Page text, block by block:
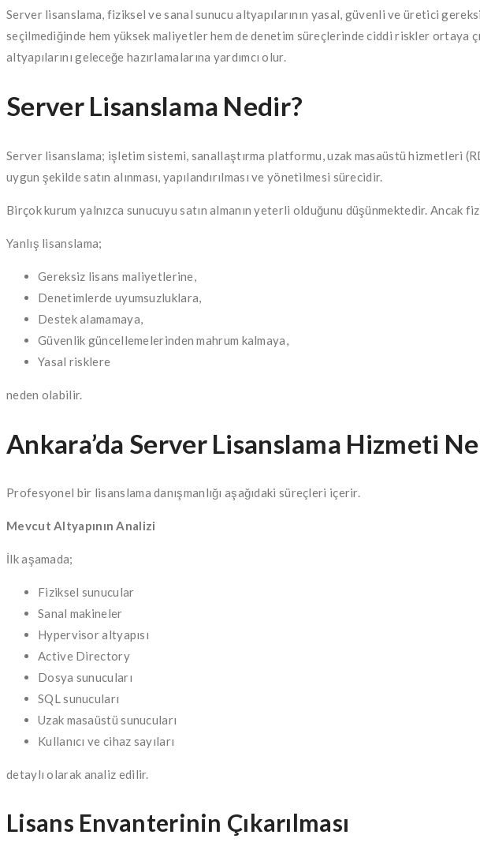
Server lisanslama, fiziksel ve sanal sunucu altyapılarının yasal, güvenli ve üretici
seçilmediğinde hem yüksek maliyetler hem de denetim süreçlerinde ciddi riskler ortaya
altyapılarını geleceğe hazırlamalarına yardımcı olur.
Server Lisanslama Nedir?
Server lisanslama; işletim sistemi, sanallaştırma platformu, uzak masaüstü hizmetleri
uygun şekilde satın alınması, yapılandırılması ve yönetilmesi sürecidir.
Birçok kurum yalnızca sunucuyu satın almanın yeterli olduğunu düşünmektedir. Ancak
Yanlış lisanslama;
Gereksiz lisans maliyetlerine,
Denetimlerde uyumsuzluklara,
Destek alamamaya,
Güvenlik güncellemelerinden mahrum kalmaya,
Yasal risklere
neden olabilir.
Ankara’da Server Lisanslama Hizmeti
Profesyonel bir lisanslama danışmanlığı aşağıdaki süreçleri içerir.
Mevcut Altyapının Analizi
İlk aşamada;
Fiziksel sunucular
Sanal makineler
Hypervisor altyapısı
Active Directory
Dosya sunucuları
SQL sunucuları
Uzak masaüstü sunucuları
Kullanıcı ve cihaz sayıları
detaylı olarak analiz edilir.
Lisans Envanterinin Çıkarılması